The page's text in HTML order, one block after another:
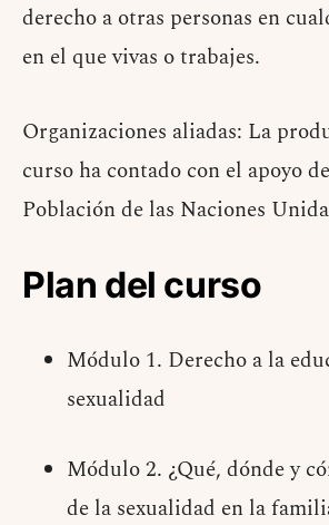
derecho a otras personas en
en el que vivas o trabajes.
Organizaciones aliadas: La
curso ha contado con el apoyo
Población de las Naciones
Plan del curso
Módulo 1. Derecho a la
sexualidad
Módulo 2. ¿Qué, dónde y
de la sexualidad en la